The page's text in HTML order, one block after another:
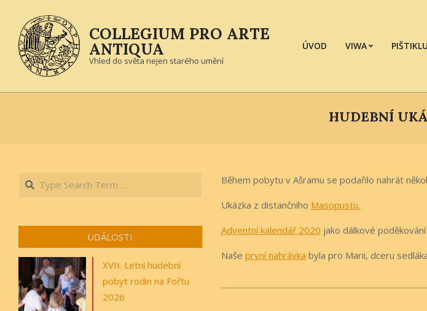
content
COLLEGIUM PRO ARTE
ANTIQUA
Vhled do světa nejen starého umění
ÚVOD VIWA
HUDEBNÍ
Během pobytu v Ašramu se podařilo nahrát
Ukázka z distančního Masopustu.
Adventní kalendář 2020 jako dálkové
Naše první nahrávka byla pro Marii, dceru
Search
UDÁLOSTI
XVII. Letní hudební
pobyt rodin na Fořtu
2026